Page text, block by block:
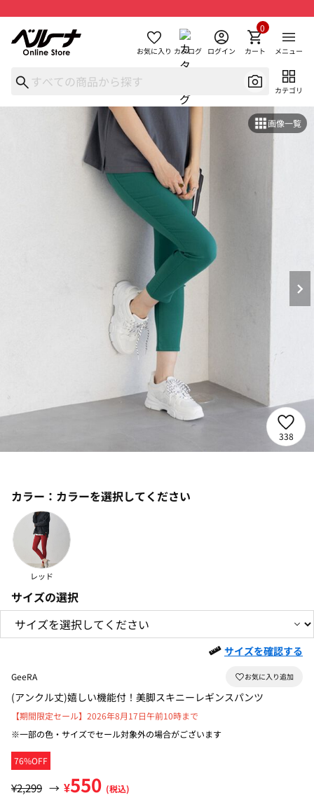
お気に入り カタログ ログイン カート
0
メニュー
カテゴリ
画像一覧
338
カラー： カラーを選択してください
レッド
サイズの選択
サイズを確認する
GeeRA
(アンクル丈)嬉しい機能付！美脚スキニーレギンスパンツ
76%OFF
【期間限定セール】2026年8月17日午前10時まで
※一部の色・サイズでセール対象外の場合がございます
¥2,299 → ¥550 (税込)